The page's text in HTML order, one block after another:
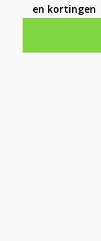
en kortingen